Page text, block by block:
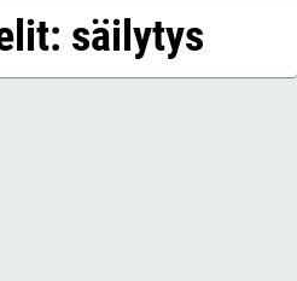
säilytys